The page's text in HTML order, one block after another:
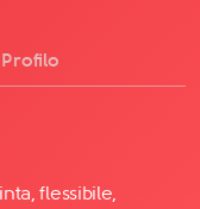
Profilo
flessibile,